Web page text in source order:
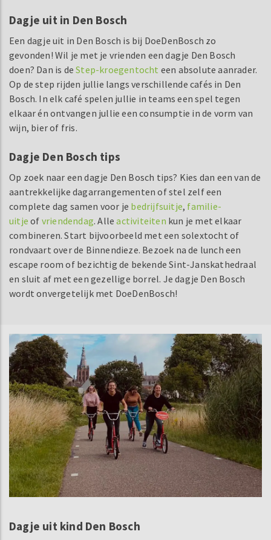
Dagje uit in Den Bosch
Een dagje uit in Den Bosch is bij DoeDenBosch zo
gevonden! Wil je met je vrienden een dagje Den Bosch
doen? Dan is deStep-kroegentocht een absolute aanrader.
Op de step rijden jullie langs verschillende cafés in Den
Bosch. In elk café spelen jullie in teams een spel tegen
elkaar én ontvangen jullie een consumptie in de vorm van
wijn, bier of fris.
Dagje Den Bosch tips
Op zoek naar een dagje Den Bosch tips? Kies dan een van de
aantrekkelijke dagarrangementen of stel zelf een
complete dag samen voor je bedrijfsuitje, familie-
uitje of vriendendag. Alleactiviteiten kun je met elkaar
combineren. Start bijvoorbeeld met een solextocht of
rondvaart over de Binnendieze. Bezoek na de lunch een
escape room of bezichtig de bekende Sint-Janskathedraal
en sluit af met een gezellige borrel. Je dagje Den Bosch
wordt onvergetelijk met DoeDenBosch!
Dagje uit kind Den Bosch